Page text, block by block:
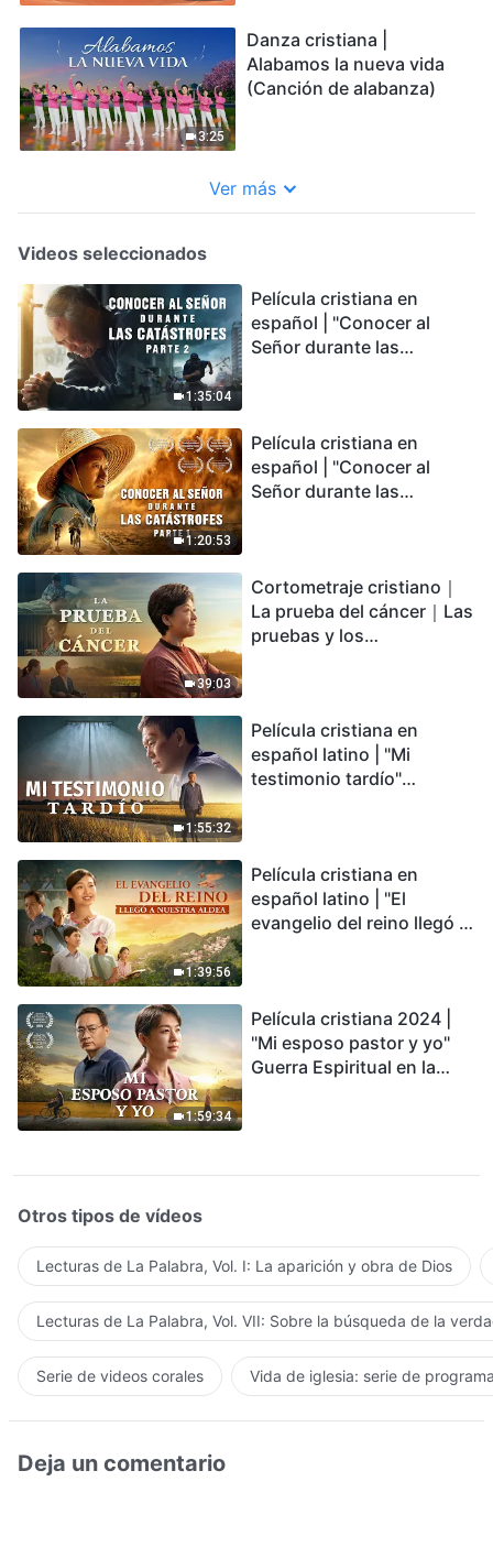
3:25
Danza cristiana |
Alabamos la nueva vida
(Canción de alabanza)
Ver más
Videos seleccionados
1:35:04
Película cristiana en
español | "Conocer al
Señor durante las
podemos sobrevivir?
1:20:53
Película cristiana en
español | "Conocer al
Señor durante las
encontrarás refugio?
39:03
Cortometraje cristiano｜
La prueba del cáncer｜Las
pruebas y los
1:55:32
Película cristiana en
español latino | "Mi
testimonio tardío"
conmovedor
1:39:56
Película cristiana en
español latino | "El
evangelio del reino llegó a
1:59:34
Película cristiana 2024 |
"Mi esposo pastor y yo"
Guerra Espiritual en la
Otros tipos de vídeos
Lecturas de La Palabra, Vol. I: La aparición y obra de Dios
Lecturas de La Palabra, Vol. VII: Sobre la búsqueda de la
Serie de videos corales Vida de iglesia: serie de
Deja un comentario